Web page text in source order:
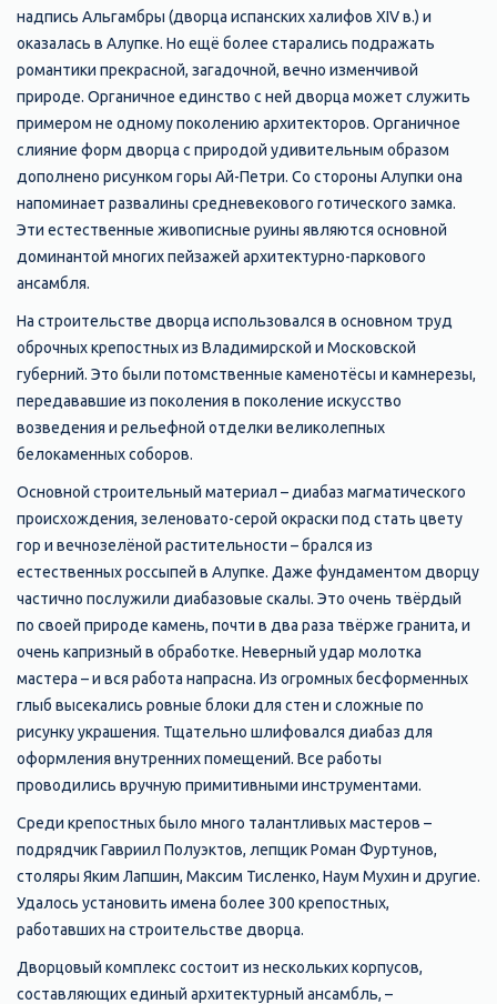
надпись Альгамбры (дворца испанских халифов XIV в.) и
оказалась в Алупке. Но ещё более старались подражать
романтики прекрасной, загадочной, вечно изменчивой
природе. Органичное единство с ней дворца может служить
примером не одному поколению архитекторов. Органичное
слияние форм дворца с природой удивительным образом
дополнено рисунком горы Ай-Петри. Со стороны Алупки она
напоминает развалины средневекового готического замка.
Эти естественные живописные руины являются основной
доминантой многих пейзажей архитектурно-паркового
ансамбля.
На строительстве дворца использовался в основном труд
оброчных крепостных из Владимирской и Московской
губерний. Это были потомственные каменотёсы и камнерезы,
передававшие из поколения в поколение искусство
возведения и рельефной отделки великолепных
белокаменных соборов.
Основной строительный материал – диабаз магматического
происхождения, зеленовато-серой окраски под стать цвету
гор и вечнозелёной растительности – брался из
естественных россыпей в Алупке. Даже фундаментом дворцу
частично послужили диабазовые скалы. Это очень твёрдый
по своей природе камень, почти в два раза твёрже гранита, и
очень капризный в обработке. Неверный удар молотка
мастера – и вся работа напрасна. Из огромных бесформенных
глыб высекались ровные блоки для стен и сложные по
рисунку украшения. Тщательно шлифовался диабаз для
оформления внутренних помещений. Все работы
проводились вручную примитивными инструментами.
Среди крепостных было много талантливых мастеров –
подрядчик Гавриил Полуэктов, лепщик Роман Фуртунов,
столяры Яким Лапшин, Максим Тисленко, Наум Мухин и другие.
Удалось установить имена более 300 крепостных,
работавших на строительстве дворца.
Дворцовый комплекс состоит из нескольких корпусов,
составляющих единый архитектурный ансамбль, –